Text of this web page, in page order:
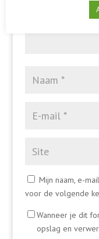
Mijn naam, e-
voor de volgende
Wanneer je dit
opslag en